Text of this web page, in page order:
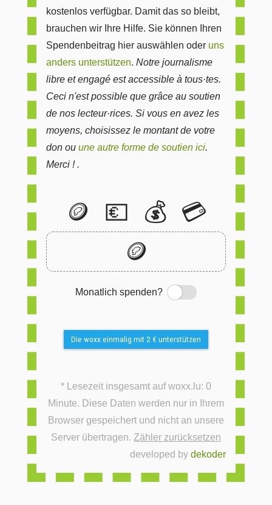
kostenlos verfügbar. Damit das so bleibt,
brauchen wir Ihre Hilfe. Sie können Ihren
Spendenbeitrag hier auswählen oder uns
anders unterstützen. Notre journalisme
libre et engagé est accessible à tous·tes.
Ceci n'est possible que grâce au soutien
de nos lecteur·rices. Si vous en avez les
moyens, choisissez le montant de votre
don ou une autre forme de soutien ici.
Merci ! .
🪙 💶 💰 💳
🪙
Monatlich spenden?
Switch
Die woxx einmalig mit 2 € unterstützen
* Lesezeit insgesamt auf woxx.lu: 0
Minute. Diese Daten werden nur in Ihrem
Browser gespeichert und nicht an unsere
Server übertragen. Zähler zurücksetzen
developed bydekoder